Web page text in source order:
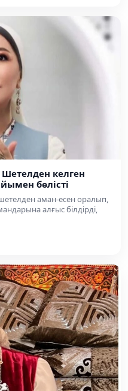
келген
бөлісті
аман-есен оралып,
алғыс білдірді,